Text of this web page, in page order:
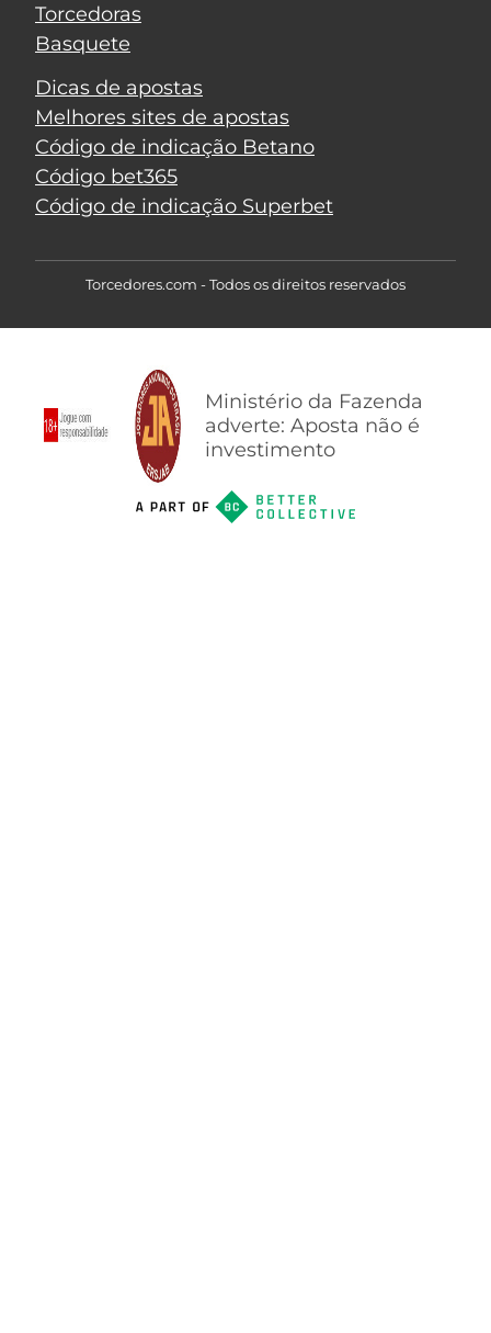
Torcedoras
Basquete
Dicas de apostas
Melhores sites de apostas
Código de indicação Betano
Código bet365
Código de indicação Superbet
Torcedores.com - Todos os direitos reservados
Ministério da Fazenda
adverte: Aposta não é
investimento